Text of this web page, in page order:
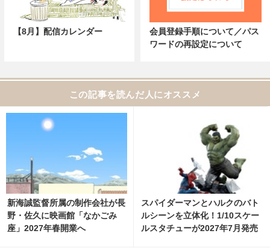
【8月】配信カレンダー
会員登録手順について／パス
ワードの再設定について
この記事を読んだ人にオススメ
新海誠監督所属の制作会社が長
野・佐久に映画館「なかごみ
座」2027年春開業へ
スパイダーマンとハルクのバト
ルシーンを立体化！1/10スケー
ルスタチューが2027年7月発売